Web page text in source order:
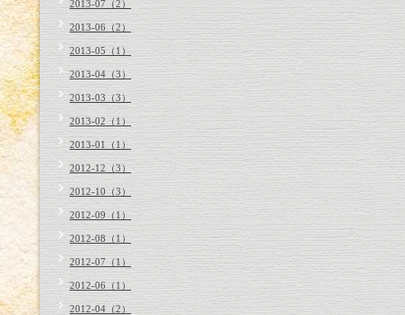
2013-07（2）
2013-06（2）
2013-05（1）
2013-04（3）
2013-03（3）
2013-02（1）
2013-01（1）
2012-12（3）
2012-10（3）
2012-09（1）
2012-08（1）
2012-07（1）
2012-06（1）
2012-04（2）